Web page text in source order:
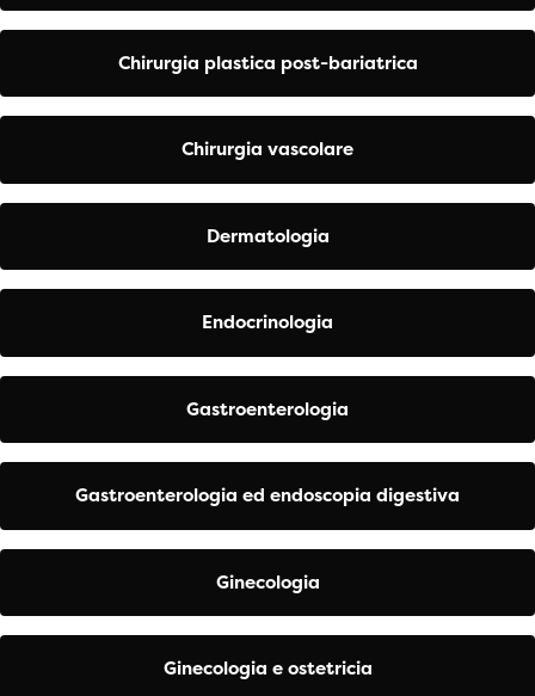
Chirurgia plastica post-bariatrica
Chirurgia vascolare
Dermatologia
Endocrinologia
Gastroenterologia
Gastroenterologia ed endoscopia digestiva
Ginecologia
Ginecologia e ostetricia